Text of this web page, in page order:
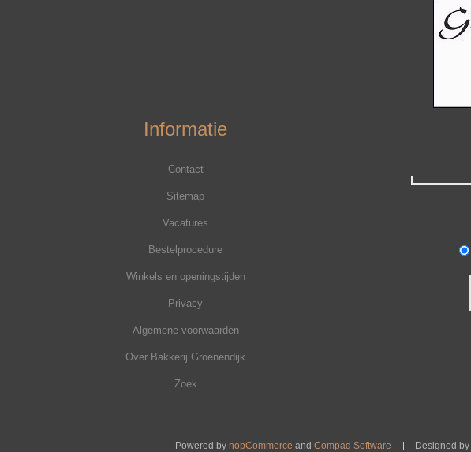
Informatie
Contact
Sitemap
Vacatures
Bestelprocedure
Winkels en openingstijden
Privacy
Algemene voorwaarden
Over Bakkerij Groenendijk
Zoek
Powered by nopCommerce and Compad Software Designed by